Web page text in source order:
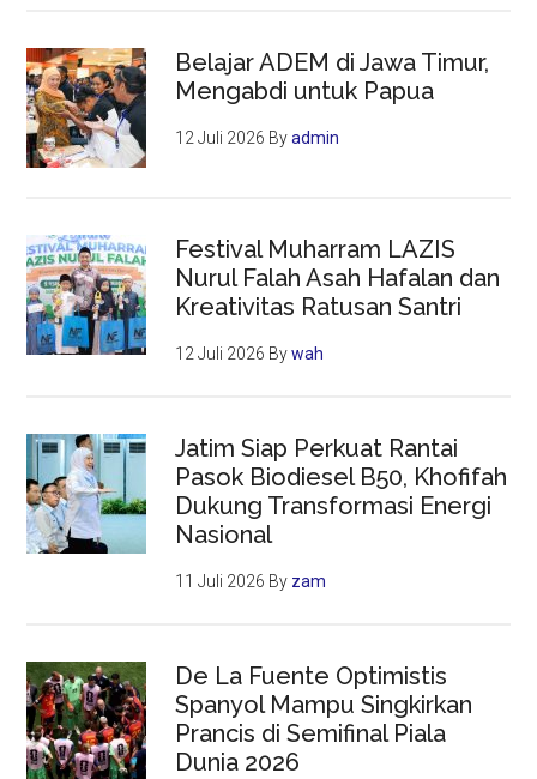
Belajar ADEM di Jawa Timur,
Mengabdi untuk Papua
12 Juli 2026 Byadmin
Festival Muharram LAZIS
Nurul Falah Asah Hafalan dan
Kreativitas Ratusan Santri
12 Juli 2026 Bywah
Jatim Siap Perkuat Rantai
Pasok Biodiesel B50, Khofifah
Dukung Transformasi Energi
Nasional
11 Juli 2026 By zam
De La Fuente Optimistis
Spanyol Mampu Singkirkan
Prancis di Semifinal Piala
Dunia 2026